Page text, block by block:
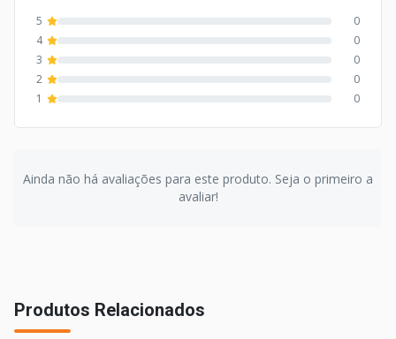
5
0
4
0
3
0
2
0
1
0
Ainda não há avaliações para este produto. Seja o primeiro a
avaliar!
Produtos Relacionados